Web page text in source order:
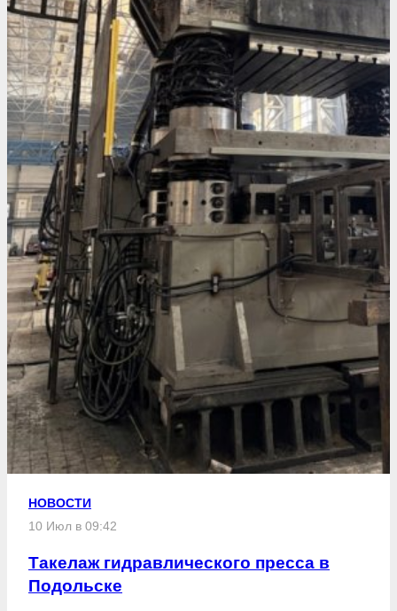
НОВОСТИ
10 Июл в 09:42
Такелаж гидравлического пресса в
Подольске